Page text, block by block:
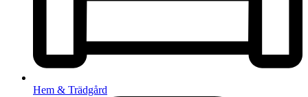
Hem & Trädgård